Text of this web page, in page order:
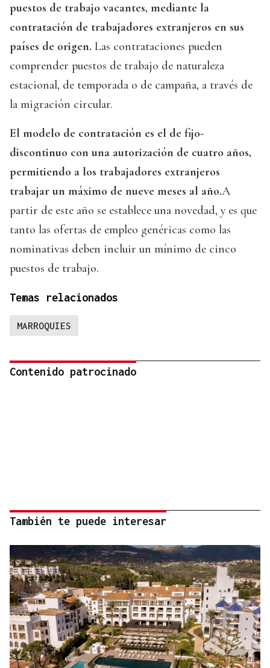
puestos de trabajo vacantes, mediante la
contratación de trabajadores extranjeros en sus
países de origen. Las contrataciones pueden
comprender puestos de trabajo de naturaleza
estacional, de temporada o de campaña, a través de
la migración circular.
El modelo de contratación es el de fijo-
discontinuo con una autorización de cuatro años,
permitiendo a los trabajadores extranjeros
trabajar un máximo de nueve meses al año.A
partir de este año se establece una novedad, y es que
tanto las ofertas de empleo genéricas como las
nominativas deben incluir un mínimo de cinco
puestos de trabajo.
Temas relacionados
MARROQUIES
Contenido patrocinado
También te puede interesar